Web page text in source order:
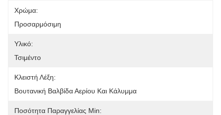
Χρώμα:
Προσαρμόσιμη
Υλικό:
Τσιμέντο
Κλειστή Λέξη:
Βουτανική Βαλβίδα Αερίου Και Κάλυμμα
Ποσότητα Παραγγελίας Min: